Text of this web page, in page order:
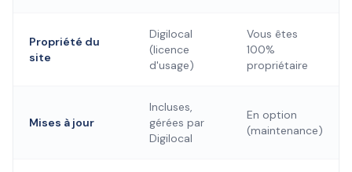
Propriété du
site
Digilocal
(licence
d'usage)
Vous êtes
100%
propriétaire
Mises à jour
Incluses,
gérées par
Digilocal
En option
(maintenance)